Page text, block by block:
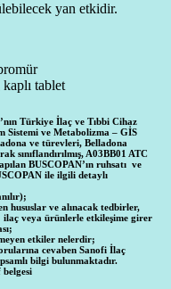
yan etkidir.
tablet
Türkiye İlaç ve Tıbbi Cihaz
Sistemi ve Metabolizma – GİS
ve türevleri, Belladona
sınıflandırılmış, A03BB01 ATC
BUSCOPAN’ın ruhsatı ve
ile ilgili detaylı
hususlar ve alınacak tedbirler,
veya ürünlerle etkileşime girer
etkiler nelerdir;
cevaben Sanofi İlaç
bilgi bulunmaktadır.